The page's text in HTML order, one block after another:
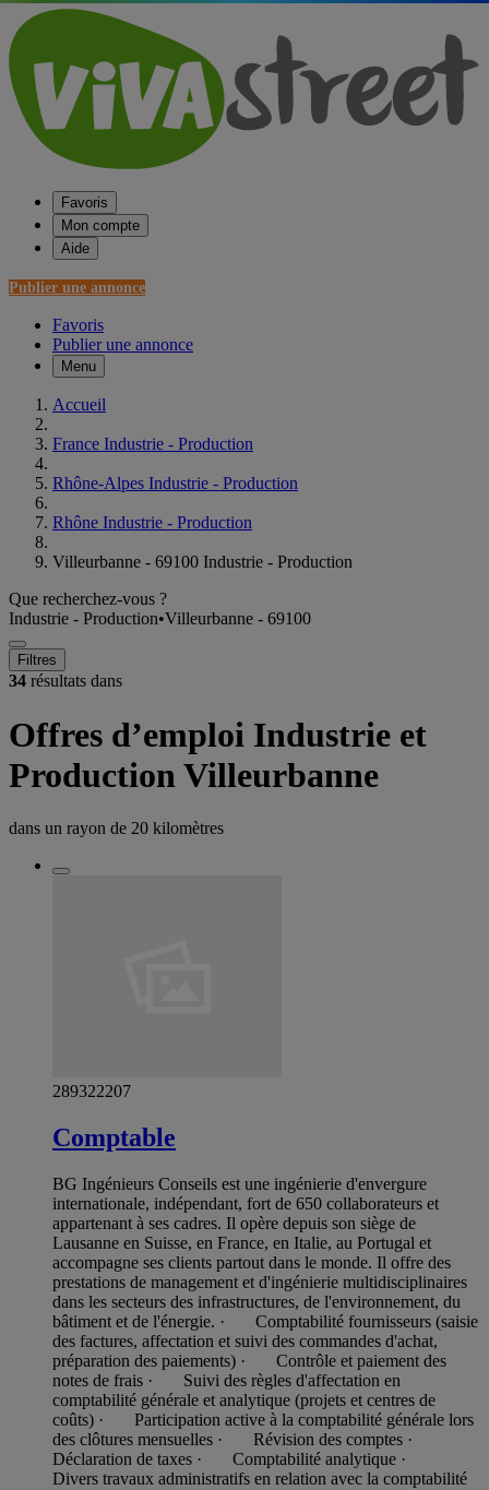
Favoris
Mon compte
Aide
Publier une annonce
Favoris
Publier une annonce
Menu
Accueil
France Industrie - Production
Rhône-Alpes Industrie - Production
Rhône Industrie - Production
Villeurbanne - 69100 Industrie - Production
Que recherchez-vous ?
Industrie - Production•Villeurbanne - 69100
Filtres
34 résultats dans
Offres d’emploi Industrie et
Production Villeurbanne
dans un rayon de 20 kilomètres
289322207
Comptable
BG Ingénieurs Conseils est une ingénierie d'envergure
internationale, indépendant, fort de 650 collaborateurs et
appartenant à ses cadres. Il opère depuis son siège de
Lausanne en Suisse, en France, en Italie, au Portugal et
accompagne ses clients partout dans le monde. Il offre des
prestations de management et d'ingénierie multidisciplinaires
dans les secteurs des infrastructures, de l'environnement, du
bâtiment et de l'énergie. · Comptabilité fournisseurs (saisie
des factures, affectation et suivi des commandes d'achat,
préparation des paiements) · Contrôle et paiement des
notes de frais · Suivi des règles d'affectation en
comptabilité générale et analytique (projets et centres de
coûts) · Participation active à la comptabilité générale lors
des clôtures mensuelles · Révision des comptes ·
Déclaration de taxes · Comptabilité analytique ·
Divers travaux administratifs en relation avec la comptabilité